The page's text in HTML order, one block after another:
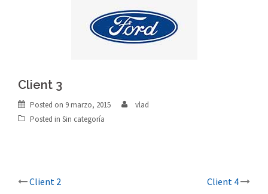
Client 3
Posted on 9 marzo, 2015
vlad
Posted in Sin categoría
Post
Client 2 Client 4